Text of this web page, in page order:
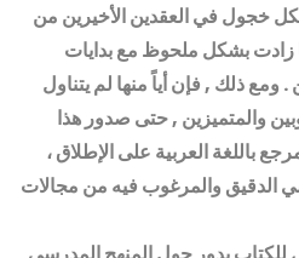
خجول في العقدين الأخيرين من
زادت بشكل ملحوظ مع بدايات
ومع ذلك , فإن أياً منها لم يتناول
والمتميزين , حتى صدور هذا
باللغة العربية على الإطلاق ،
الدقيق والمرغوب فيه من مجالات